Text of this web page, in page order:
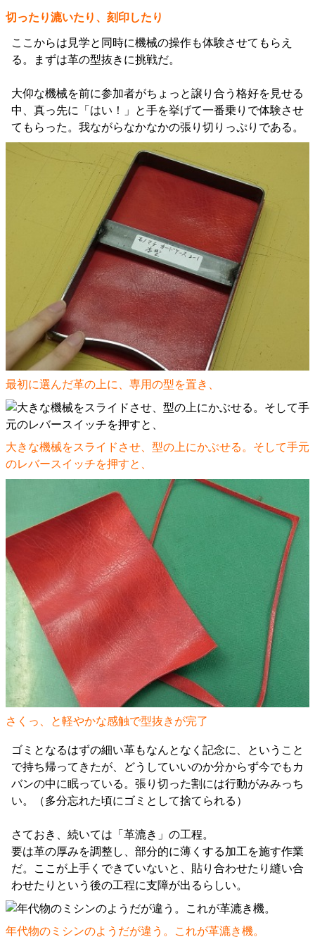
切ったり漉いたり、刻印したり
ここからは見学と同時に機械の操作も体験させてもらえ
る。まずは革の型抜きに挑戦だ。
大仰な機械を前に参加者がちょっと譲り合う格好を見せる
中、真っ先に「はい！」と手を挙げて一番乗りで体験させ
てもらった。我ながらなかなかの張り切りっぷりである。
最初に選んだ革の上に、専用の型を置き、
大きな機械をスライドさせ、型の上にかぶせる。そして手元
のレバースイッチを押すと、
さくっ、と軽やかな感触で型抜きが完了
ゴミとなるはずの細い革もなんとなく記念に、ということ
で持ち帰ってきたが、どうしていいのか分からず今でもカ
バンの中に眠っている。張り切った割には行動がみみっち
い。（多分忘れた頃にゴミとして捨てられる）
さておき、続いては「革漉き」の工程。
要は革の厚みを調整し、部分的に薄くする加工を施す作業
だ。ここが上手くできていないと、貼り合わせたり縫い合
わせたりという後の工程に支障が出るらしい。
年代物のミシンのようだが違う。これが革漉き機。